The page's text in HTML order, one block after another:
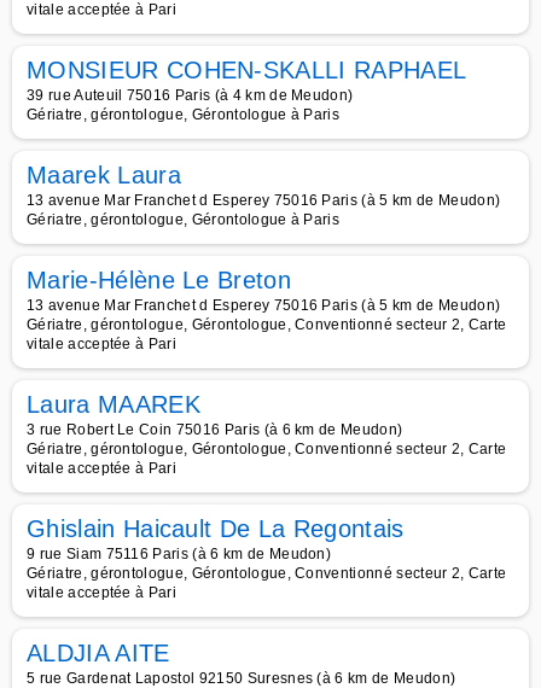
vitale acceptée à Pari
MONSIEUR COHEN-SKALLI RAPHAEL
39 rue Auteuil 75016 Paris (à 4 km de Meudon)
Gériatre, gérontologue, Gérontologue à Paris
Maarek Laura
13 avenue Mar Franchet d Esperey 75016 Paris (à 5 km de Meudon)
Gériatre, gérontologue, Gérontologue à Paris
Marie-Hélène Le Breton
13 avenue Mar Franchet d Esperey 75016 Paris (à 5 km de Meudon)
Gériatre, gérontologue, Gérontologue, Conventionné secteur 2, Carte
vitale acceptée à Pari
Laura MAAREK
3 rue Robert Le Coin 75016 Paris (à 6 km de Meudon)
Gériatre, gérontologue, Gérontologue, Conventionné secteur 2, Carte
vitale acceptée à Pari
Ghislain Haicault De La Regontais
9 rue Siam 75116 Paris (à 6 km de Meudon)
Gériatre, gérontologue, Gérontologue, Conventionné secteur 2, Carte
vitale acceptée à Pari
ALDJIA AITE
5 rue Gardenat Lapostol 92150 Suresnes (à 6 km de Meudon)